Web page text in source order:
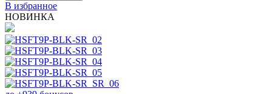
В избранное
НОВИНКА